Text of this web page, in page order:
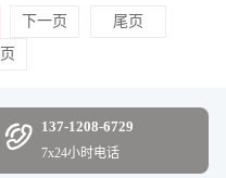
下一页
尾页
页
137-1208-6729
7x24小时电话